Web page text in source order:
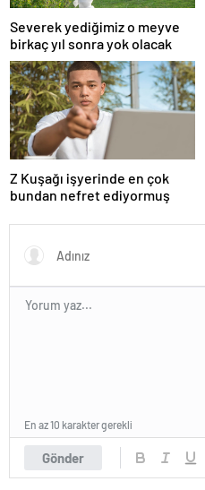
Severek yediğimiz o meyve
birkaç yıl sonra yok olacak
Z Kuşağı işyerinde en çok
bundan nefret ediyormuş
Gönder
En az 10 karakter gerekli